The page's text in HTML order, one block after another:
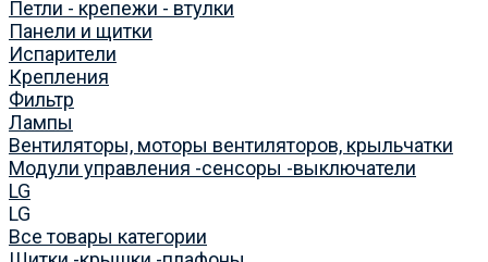
Петли - крепежи - втулки
Панели и щитки
Испарители
Крепления
Фильтр
Лампы
Вентиляторы, моторы вентиляторов, крыльчатки
Модули управления -сенсоры -выключатели
LG
LG
Все товары категории